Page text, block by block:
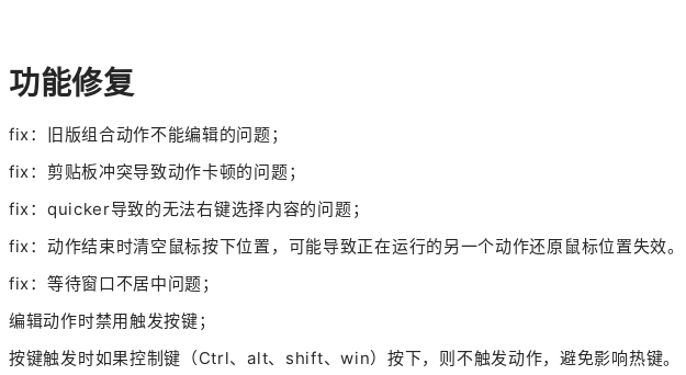
功能修复
fix：旧版组合动作不能编辑的问题；
fix：剪贴板冲突导致动作卡顿的问题；
fix：quicker导致的无法右键选择内容的问题；
fix：动作结束时清空鼠标按下位置，可能导致正在运行的另一个动作还原鼠标位置失效。
fix：等待窗口不居中问题；
编辑动作时禁用触发按键；
按键触发时如果控制键（Ctrl、alt、shift、win）按下，则不触发动作，避免影响热键。